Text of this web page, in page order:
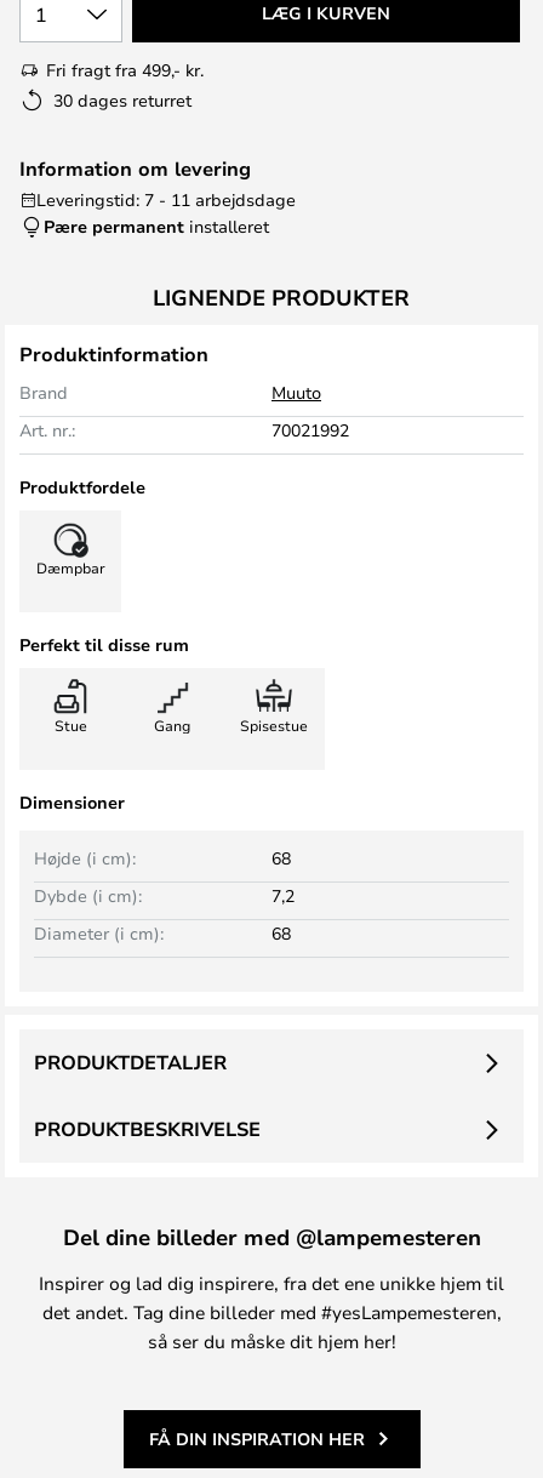
1 LÆG I KURVEN
Fri fragt fra 499,- kr.
30 dages returret
Information om levering
Leveringstid: 7 - 11 arbejdsdage
Pære permanent installeret
LIGNENDE PRODUKTER
Produktinformation
Brand
Muuto
Art. nr.:
70021992
Produktfordele
Dæmpbar
Perfekt til disse rum
Stue Gang Spisestue
Dimensioner
Højde (i cm):
68
Dybde (i cm):
7,2
Diameter (i cm):
68
PRODUKTBESKRIVELSE
PRODUKTDETALJER
Del dine billeder med @lampemesteren
Inspirer og lad dig inspirere, fra det ene unikke hjem til
det andet. Tag dine billeder med #yesLampemesteren,
så ser du måske dit hjem her!
FÅ DIN INSPIRATION HER